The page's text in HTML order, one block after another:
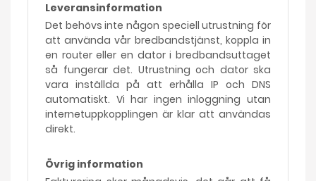
Leveransinformation
Det behövs inte någon speciell utrustning för
att använda vår bredbandstjänst, koppla in
en router eller en dator i bredbandsuttaget
så fungerar det. Utrustning och dator ska
vara inställda på att erhålla IP och DNS
automatiskt. Vi har ingen inloggning utan
internetuppkopplingen är klar att användas
direkt.
Övrig information